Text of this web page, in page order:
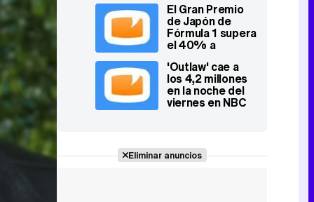
El Gran Premio
de Japón de
Fórmula 1 supera
el 40% a
'Outlaw' cae a
los 4,2 millones
en la noche del
viernes en NBC
Eliminar anuncios